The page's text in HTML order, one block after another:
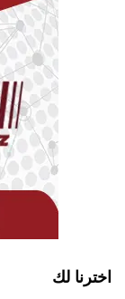
اخترنا لك